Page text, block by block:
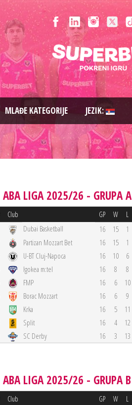
MLAĐE KATEGORIJE JEZIK:
ABA LIGA 2025/26 - GRUPA A
Club GP W L
Dubai Basketball 16 15 1
Partizan Mozzart Bet 16 15 1
U-BT Cluj-Napoca 16 10 6
Igokea m:tel 16 8 8
FMP 16 6 10
Borac Mozzart 16 6 9
Krka 16 5 11
Split 16 4 12
SC Derby 16 3 13
ABA LIGA 2025/26 - GRUPA B
Club GP W L